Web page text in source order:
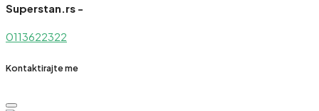
Superstan.rs -
0113622322
Kontaktirajte me